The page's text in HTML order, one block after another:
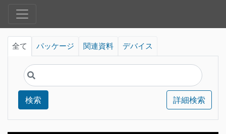
全て パッケージ 関連資料 デバイス
検索 詳細検索